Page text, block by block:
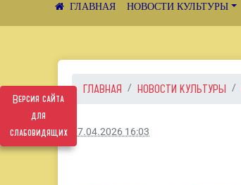
Версия сайта
для
слабовидящих
НОВОСТИ КУЛЬТУРЫ
ГЛАВНАЯ НОВОСТИ КУЛЬТУРЫ
07.04.2026 16:03